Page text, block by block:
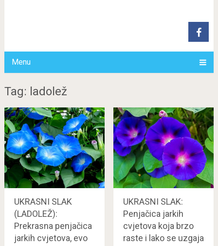
Menu
Tag: ladolež
UKRASNI SLAK
(LADOLEŽ):
Prekrasna penjačica
jarkih cvjetova, evo
UKRASNI SLAK:
Penjačica jarkih
cvjetova koja brzo
raste i lako se uzgaja